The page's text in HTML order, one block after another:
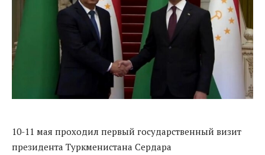
10-11 мая проходил первый государственный визит
президента Туркменистана Сердара